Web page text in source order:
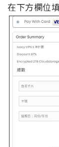
在下方欄位